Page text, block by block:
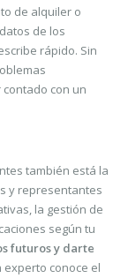
de alquiler o
de los
rápido. Sin
con un
también está la
y representantes
la gestión de
según tu
futuros y darte
experto conoce el